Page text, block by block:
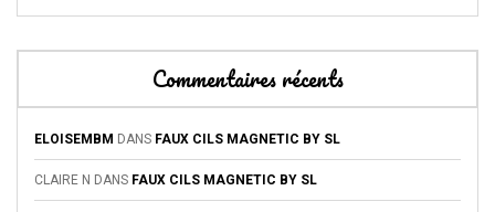
Commentaires récents
ELOISEMBM DANS FAUX CILS MAGNETIC BY SL
CLAIRE N DANS FAUX CILS MAGNETIC BY SL